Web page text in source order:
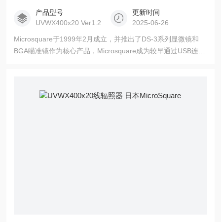
产品型号
UVWX400x20 Ver1.2
更新时间
2025-06-26
Microsquare于1999年2月成立，并推出了DS-3系列显微镜和
BGA瞄准镜作为核心产品，Microsquare成为较早通过USB连接